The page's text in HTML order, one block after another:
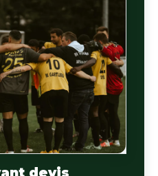
devis